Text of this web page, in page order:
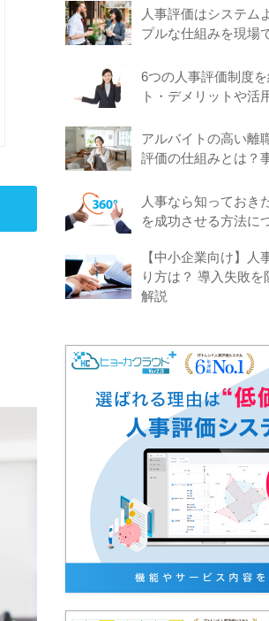
人事評価はシステム
プルな仕組みを現場
6つの人事評価制度
ト・デメリットや活
アルバイトの高い離
評価の仕組みとは？
人事なら知っておき
を成功させる方法に
【中小企業向け】人
り方は？ 導入失敗を
解説